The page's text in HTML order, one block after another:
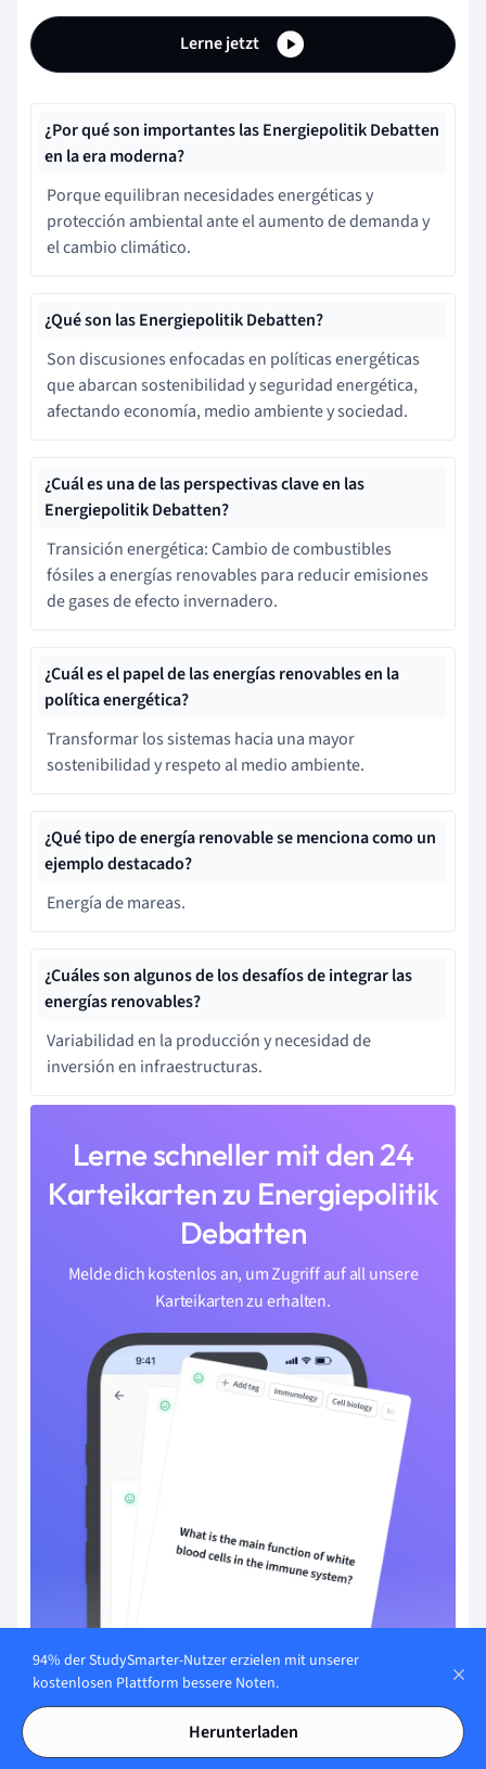
Lerne jetzt
¿Por qué son importantes las Energiepolitik Debatten
en la era moderna?
Porque equilibran necesidades energéticas y
protección ambiental ante el aumento de demanda y
el cambio climático.
¿Qué son las Energiepolitik Debatten?
Son discusiones enfocadas en políticas energéticas
que abarcan sostenibilidad y seguridad energética,
afectando economía, medio ambiente y sociedad.
¿Cuál es una de las perspectivas clave en las
Energiepolitik Debatten?
Transición energética: Cambio de combustibles
fósiles a energías renovables para reducir emisiones
de gases de efecto invernadero.
¿Cuál es el papel de las energías renovables en la
política energética?
Transformar los sistemas hacia una mayor
sostenibilidad y respeto al medio ambiente.
¿Qué tipo de energía renovable se menciona como un
ejemplo destacado?
Energía de mareas.
¿Cuáles son algunos de los desafíos de integrar las
energías renovables?
Variabilidad en la producción y necesidad de
inversión en infraestructuras.
Lerne schneller mit den 24
Karteikarten zu Energiepolitik
Debatten
Melde dich kostenlos an, um Zugriff auf all unsere
Karteikarten zu erhalten.
Mit E-Mail registrieren
Du hast bereits ein Konto? Anmelden
94% der StudySmarter-Nutzer erzielen mit unserer
kostenlosen Plattform bessere Noten.
Herunterladen